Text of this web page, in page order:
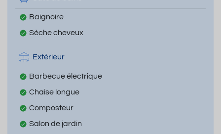
Baignoire
Sèche cheveux
Extérieur
Barbecue électrique
Chaise longue
Composteur
Salon de jardin